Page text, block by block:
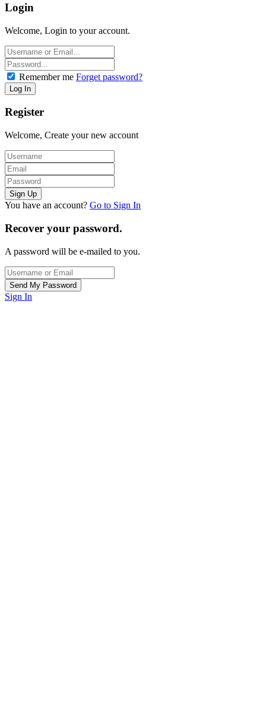
Login
Welcome, Login to your account.
Remember me Forget password?
Register
Welcome, Create your new account
You have an account? Go to Sign In
Recover your password.
A password will be e-mailed to you.
Sign In